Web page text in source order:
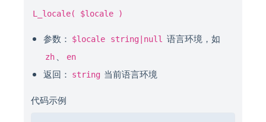
L_locale( $locale )
参数： $locale string|null 语言环境，如
zh en
返回： string 当前语言环境
代码示例